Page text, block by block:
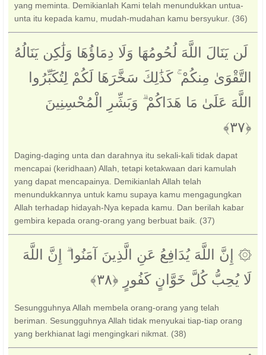
yang meminta. Demikianlah Kami telah menundukkan untua-
unta itu kepada kamu, mudah-mudahan kamu bersyukur. (36)
‏ لَن يَنَالَ اللَّهَ لُحُومُهَا وَلَا دِمَاؤُهَا وَلَٰكِن يَنَالُهُ
التَّقْوَىٰ مِنكُمْ ۚ كَذَٰلِكَ سَخَّرَهَا لَكُمْ لِتُكَبِّرُوا
اللَّهَ عَلَىٰ مَا هَدَاكُمْ ۗ وَبَشِّرِ الْمُحْسِنِينَ
Daging-daging unta dan darahnya itu sekali-kali tidak dapat
mencapai (keridhaan) Allah, tetapi ketakwaan dari kamulah
yang dapat mencapainya. Demikianlah Allah telah
menundukkannya untuk kamu supaya kamu mengagungkan
Allah terhadap hidayah-Nya kepada kamu. Dan berilah kabar
gembira kepada orang-orang yang berbuat baik. (37)
۞ إِنَّ اللَّهَ يُدَافِعُ عَنِ الَّذِينَ آمَنُوا ۗ إِنَّ اللَّهَ
لَا يُحِبُّ كُلَّ خَوَّانٍ كَفُورٍ ‎﴿٣٨﴾‏
Sesungguhnya Allah membela orang-orang yang telah
beriman. Sesungguhnya Allah tidak menyukai tiap-tiap orang
yang berkhianat lagi mengingkari nikmat. (38)